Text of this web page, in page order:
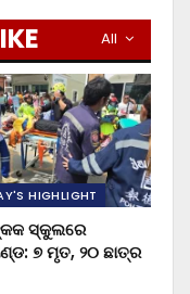
All
HIGHLIGHT
ସ୍କୁଲରେ
୭ ମୃତ, ୨୦ ଛାତ୍ର